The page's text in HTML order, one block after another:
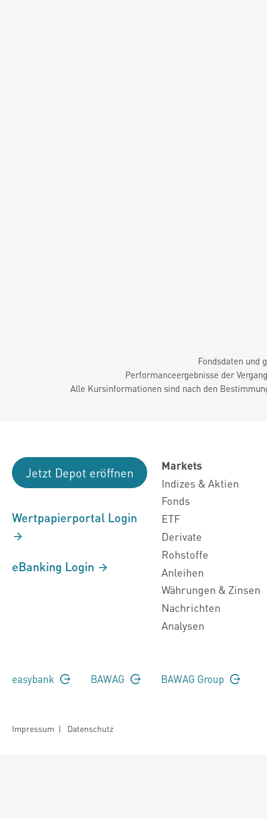
Fondsdaten und
Performanceergebnisse der
Alle Kursinformationen sind nach den
Jetzt Depot eröffnen
Wertpapierportal Login
eBanking Login
Markets
Indizes & Aktien
Fonds
ETF
Derivate
Rohstoffe
Anleihen
Währungen & Zinsen
Nachrichten
Analysen
easybank BAWAG BAWAG Group
Impressum | Datenschutz